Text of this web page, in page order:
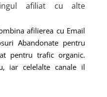
afiliat cu alte
afilierea cu Email
Abandonate pentru
pentru trafic organic.
iar celelalte canale il